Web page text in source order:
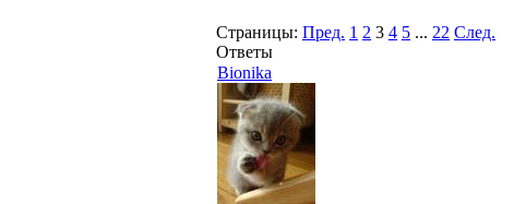
Страницы: Пред. 1 2 3 4 5 ... 22 След.
Ответы
Bionika